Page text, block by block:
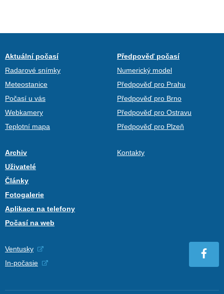
Aktuální počasí
Radarové snímky
Meteostanice
Počasí u vás
Webkamery
Teplotní mapa
Předpověď počasí
Numerický model
Předpověď pro Prahu
Předpověď pro Brno
Předpověď pro Ostravu
Předpověď pro Plzeň
Archiv
Uživatelé
Články
Fotogalerie
Aplikace na telefony
Počasí na web
Kontakty
Ventusky
In-počasie